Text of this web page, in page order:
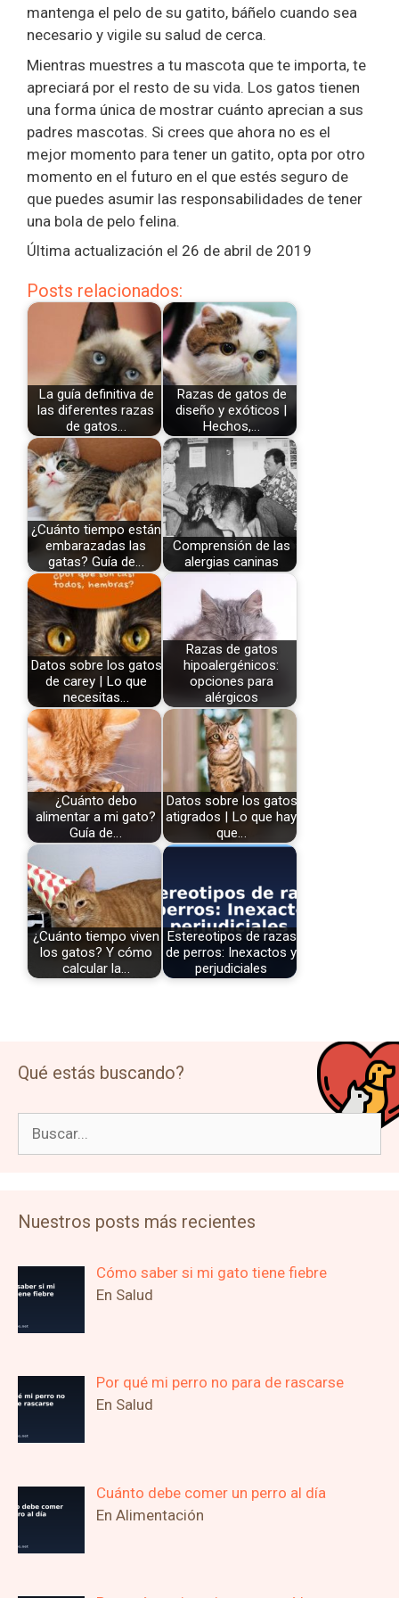
mantenga el pelo de su gatito, báñelo cuando sea
necesario y vigile su salud de cerca.
Mientras muestres a tu mascota que te importa, te
apreciará por el resto de su vida. Los gatos tienen
una forma única de mostrar cuánto aprecian a sus
padres mascotas. Si crees que ahora no es el
mejor momento para tener un gatito, opta por otro
momento en el futuro en el que estés seguro de
que puedes asumir las responsabilidades de tener
una bola de pelo felina.
Última actualización el 26 de abril de 2019
Posts relacionados:
La guía definitiva de
las diferentes razas
de gatos…
Razas de gatos de
diseño y exóticos |
Hechos,…
¿Cuánto tiempo están
embarazadas las
gatas? Guía de…
Comprensión de las
alergias caninas
Datos sobre los gatos
de carey | Lo que
necesitas…
Razas de gatos
hipoalergénicos:
opciones para
alérgicos
¿Cuánto debo
alimentar a mi gato?
Guía de…
Datos sobre los gatos
atigrados | Lo que hay
que…
¿Cuánto tiempo viven
los gatos? Y cómo
calcular la…
Estereotipos de razas
de perros: Inexactos y
perjudiciales
Qué estás buscando?
Nuestros posts más recientes
Cómo saber si mi gato tiene fiebre
En Salud
Por qué mi perro no para de rascarse
En Salud
Cuánto debe comer un perro al día
En Alimentación